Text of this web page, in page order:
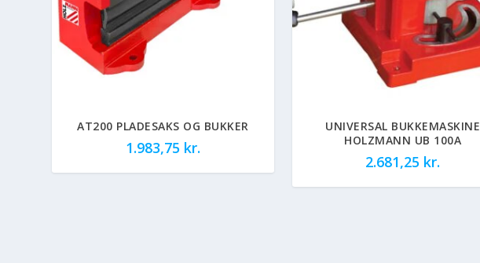
AT200 PLADESAKS OG BUKKER
1.983,75 kr.
UNIVERSAL BUKKEMASKINE
HOLZMANN UB 100A
2.681,25 kr.